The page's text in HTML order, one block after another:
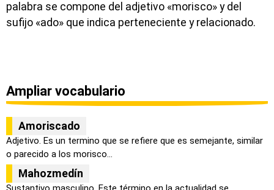
palabra se compone del adjetivo «morisco» y del
sufijo «ado» que indica perteneciente y relacionado.
Ampliar vocabulario
Amoriscado
Adjetivo. Es un termino que se refiere que es semejante, similar
o parecido a los morisco...
Mahozmedín